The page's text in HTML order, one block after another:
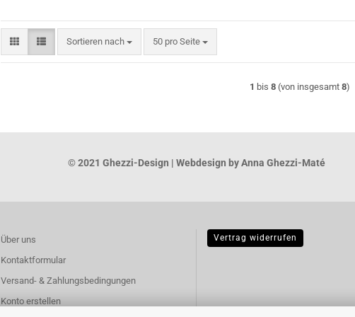
Sortieren nach
Sortieren nach 50 pro Seite
pro Seite
1 bis8 (von insgesamt8)
© 2021 Ghezzi-Design | Webdesign by Anna Ghezzi-Maté
Über uns
Kontaktformular
Versand- & Zahlungsbedingungen
Konto erstellen
Vertrag widerrufen